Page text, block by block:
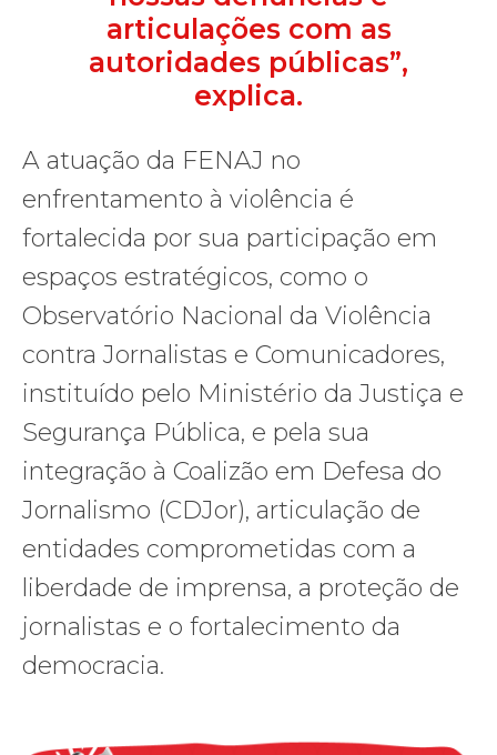
articulações com as
autoridades públicas”,
explica.
A atuação da FENAJ no
enfrentamento à violência é
fortalecida por sua participação em
espaços estratégicos, como o
Observatório Nacional da Violência
contra Jornalistas e Comunicadores,
instituído pelo Ministério da Justiça e
Segurança Pública, e pela sua
integração à Coalizão em Defesa do
Jornalismo (CDJor), articulação de
entidades comprometidas com a
liberdade de imprensa, a proteção de
jornalistas e o fortalecimento da
democracia.